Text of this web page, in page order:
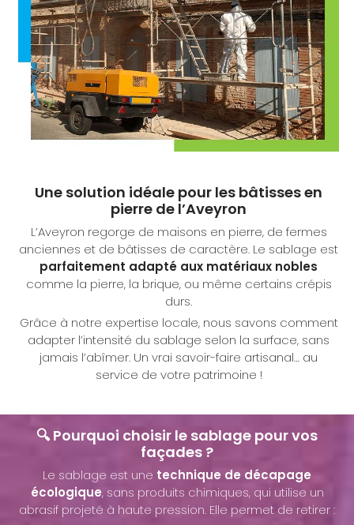
Une solution idéale pour les bâtisses en
pierre de l’Aveyron
L’Aveyron regorge de maisons en pierre, de fermes
anciennes et de bâtisses de caractère. Le sablage est
parfaitement adapté aux matériaux nobles
comme la pierre, la brique, ou même certains crépis
durs.
Grâce à notre expertise locale, nous savons comment
adapter l’intensité du sablage selon la surface, sans
jamais l’abîmer. Un vrai savoir-faire artisanal… au
service de votre patrimoine !
🔍 Pourquoi choisir le sablage pour vos
façades ?
Le sablage est une technique de décapage
écologique, sans produits chimiques, qui utilise un
abrasif projeté à haute pression. Elle permet de retirer :